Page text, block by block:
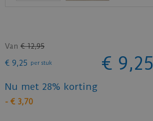
Van € 12,95
€ 9,25 per stuk € 9,25
Nu met 28% korting
- € 3,70